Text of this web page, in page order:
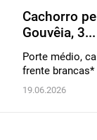
Cachorro
Gouvêia, 3...
Porte médio,
frente brancas*
19.06.2026